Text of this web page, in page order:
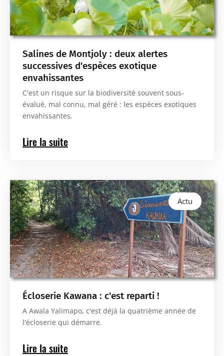
Salines de Montjoly : deux alertes
successives d'espèces exotique
envahissantes
C'est un risque sur la biodiversité souvent sous-
évalué, mal connu, mal géré : les espèces exotiques
envahissantes.
Lire la suite
Actu
Écloserie Kawana : c'est reparti !
A Awala Yalimapo, c'est déjà la quatrième année de
l'écloserie qui démarre.
Lire la suite